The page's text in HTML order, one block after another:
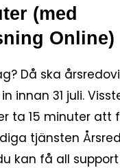
(med
Online)
Då ska
innan 31 juli.
ta 15 minuter att
tjänsten
kan få all